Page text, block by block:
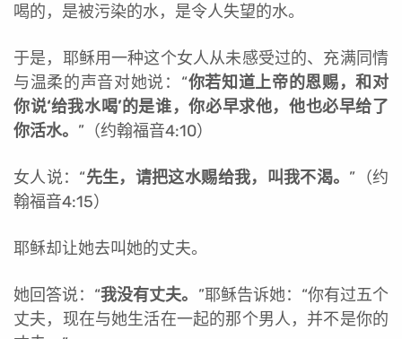
喝的，是被污染的水，是令人失望的水。
于是，耶稣用一种这个女人从未感受过的、充满同情
与温柔的声音对她说：“你若知道上帝的恩赐，和对
你说‘给我水喝’的是谁，你必早求他，他也必早给了
你活水。 ”（约翰福音4:10）
女人说：“先生，请把这水赐给我，叫我不渴。 ”（约
翰福音4:15）
耶稣却让她去叫她的丈夫。
她回答说：“我没有丈夫。 ”耶稣告诉她：“你有过五个
丈夫，现在与她生活在一起的那个男人，并不是你的